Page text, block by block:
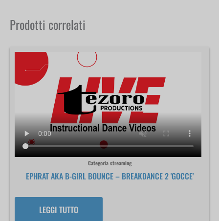
Prodotti correlati
Categoria streaming
EPHRAT AKA B-GIRL BOUNCE – BREAKDANCE 2 'GOCCE'
LEGGI TUTTO